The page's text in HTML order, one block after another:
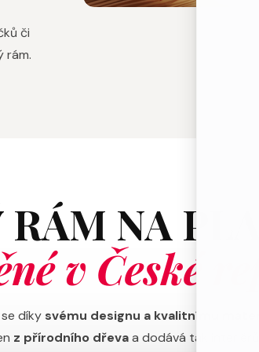
či
rám.
NA
v České
díky svému designu a kvalitnímu
z přírodního dřevaa dodává tak